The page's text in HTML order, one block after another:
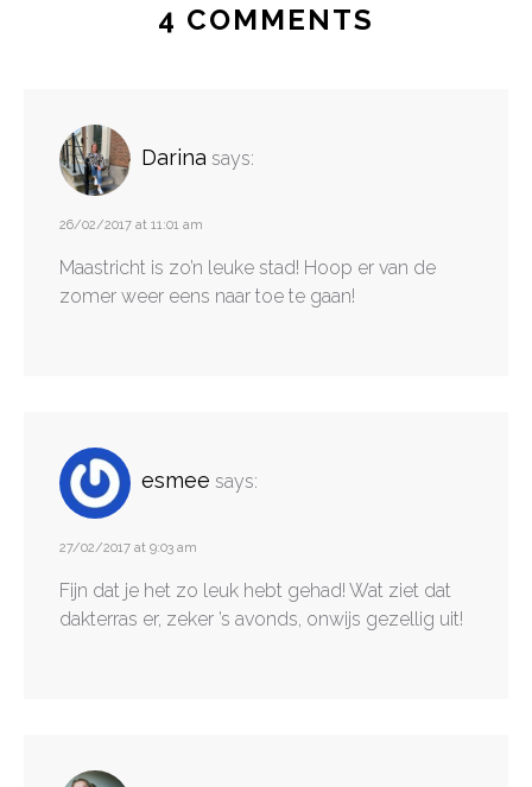
4 COMMENTS
Darina says:
26/02/2017 at 11:01 am
Maastricht is zo’n leuke stad! Hoop er van de
zomer weer eens naar toe te gaan!
esmee says:
27/02/2017 at 9:03 am
Fijn dat je het zo leuk hebt gehad! Wat ziet dat
dakterras er, zeker ’s avonds, onwijs gezellig uit!